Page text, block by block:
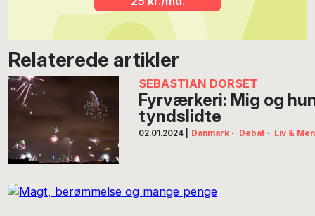
Relaterede artikler
SEBASTIAN DORSET
Fyrværkeri: Mig og
tyndslidte
02.01.2024 Danmark · Debat · Liv &